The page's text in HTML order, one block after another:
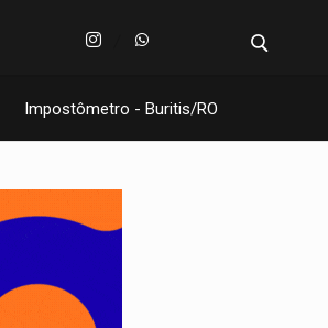
Impostômetro - Buritis/RO